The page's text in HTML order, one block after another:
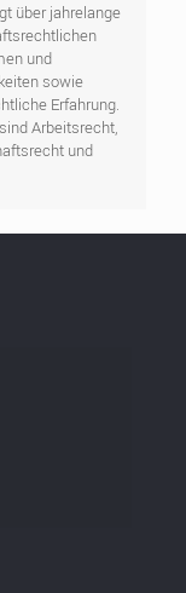
über jahrelange
und
sowie
Erfahrung.
Arbeitsrecht,
und